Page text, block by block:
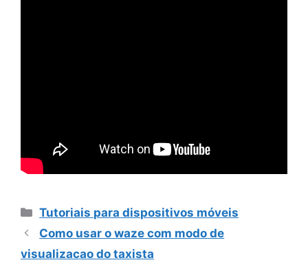
Categorias
Tutoriais para dispositivos móveis
Como usar o waze com modo de
visualizacao do taxista